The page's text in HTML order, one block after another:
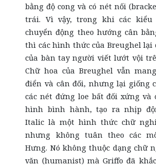
bằng độ cong và có nét nối
trái. Vì vậy, trong khi các kiểu
chuyển động theo hướng cân
thì các hình thức của Breughel lại
của bàn tay người viết lướt vội
Chữ hoa của Breughel vẫn
điển và cân đối, nhưng lại giống
các nét đứng loe bất đối xứng và
hình bình hành, tạo ra nhịp
Italic là một hình thức chữ
nhưng không tuân theo các
Hưng. Nó không thuộc dạng chữ
văn (humanist) mà Griffo đã